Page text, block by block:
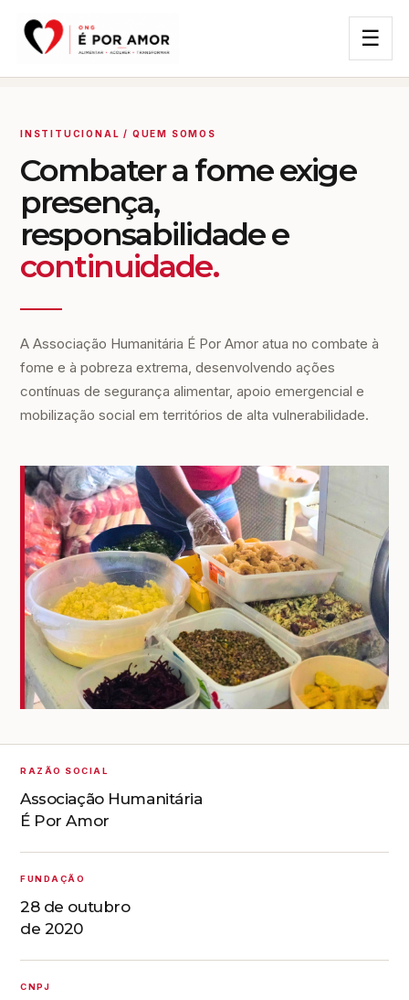
☰
INSTITUCIONAL / QUEM SOMOS
Combater a fome exige
presença,
responsabilidade e
continuidade.
A Associação Humanitária É Por Amor atua no combate à
fome e à pobreza extrema, desenvolvendo ações
contínuas de segurança alimentar, apoio emergencial e
mobilização social em territórios de alta vulnerabilidade.
RAZÃO SOCIAL
Associação Humanitária
É Por Amor
FUNDAÇÃO
28 de outubro
de 2020
CNPJ